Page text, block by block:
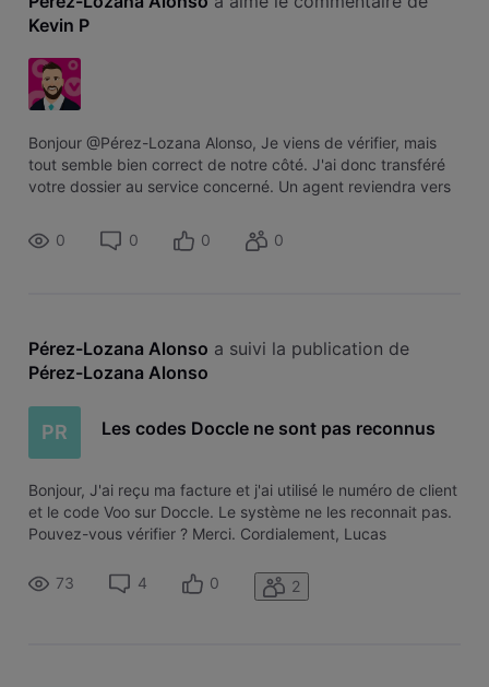
Kevin P
Bonjour @Pérez-Lozana Alonso, Je viens de vérifier, mais
tout semble bien correct de notre côté. J'ai donc transféré
votre dossier au service concerné. Un agent reviendra vers
0
0 0 0
Pérez-Lozana Alonso a suivi la publication de
Pérez-Lozana Alonso
PR Les codes Doccle ne sont pas reconnus
Bonjour, J'ai reçu ma facture et j'ai utilisé le numéro de client
et le code Voo sur Doccle. Le système ne les reconnait pas.
Pouvez-vous vérifier ? Merci. Cordialement, Lucas
73 4 0 2